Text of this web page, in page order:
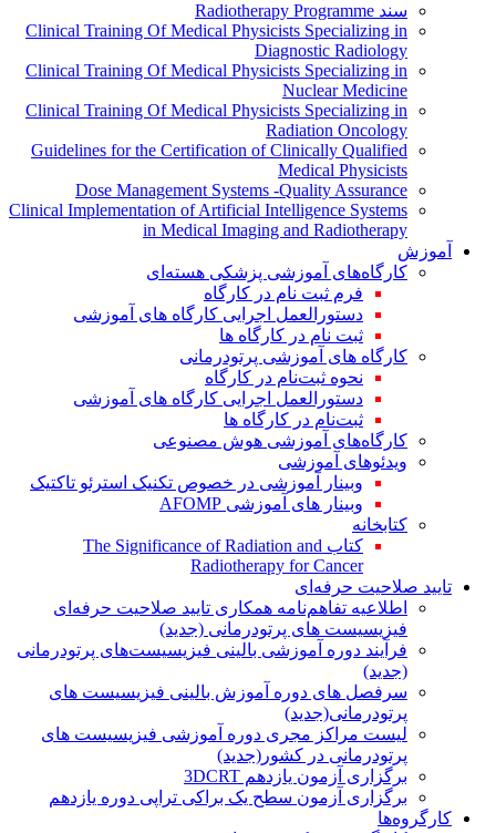
سند Radiotherapy Programme
Clinical Training Of Medical Physicists Specializing in
Diagnostic Radiology
Clinical Training Of Medical Physicists Specializing in
Nuclear Medicine
Clinical Training Of Medical Physicists Specializing in
Radiation Oncology
Guidelines for the Certification of Clinically Qualified
Medical Physicists
Dose Management Systems -Quality Assurance
Clinical Implementation of Artificial Intelligence Systems
in Medical Imaging and Radiotherapy
آموزش
کارگاه‌های آموزشی پزشکی هسته‌ای
فرم ثبت نام در کارگاه
دستورالعمل اجرایی کارگاه های آموزشی
ثبت نام در کارگاه ها
کارگاه های آموزشی پرتودرمانی
نحوه ثبت‌نام در کارگاه
دستورالعمل اجرایی کارگاه های آموزشی
ثبت‌نام در کارگاه ها
کارگاه‌های آموزشی هوش مصنوعی
ویدئوهای آموزشی
وبینار آموزشی در خصوص تکنیک استرئو تاکتیک
وبینار های آموزشی AFOMP
کتابخانه
کتاب The Significance of Radiation and
Radiotherapy for Cancer
تایید صلاحیت حرفه‌ای
اطلاعیه تفاهم‌نامه همکاری تایید صلاحیت حرفه‌ای
فیزیسیست های پرتودرمانی (جدید)
فرآیند دوره آموزشی بالینی فیزیسیست‌های پرتودرمانی
(جدید)
سرفصل های دوره آموزش بالینی فیزیسیست های
پرتودرمانی(جدید)
لیست مراکز مجری دوره آموزشی فیزیسیست های
پرتودرمانی در کشور(جدید)
برگزاری آزمون یازدهم 3DCRT
برگزاری آزمون سطح یک براکی تراپی دوره یازدهم
کارگروه‌ها